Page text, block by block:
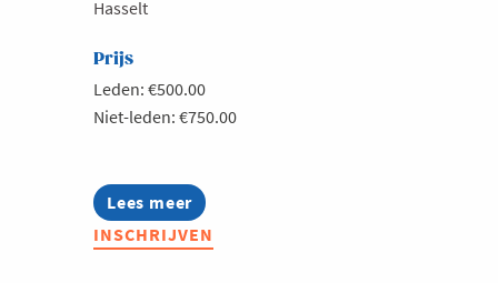
Hasselt
Prijs
Leden: €500.00
Niet-leden: €750.00
Lees meer
about
Jouw
expertise
INSCHRIJVEN